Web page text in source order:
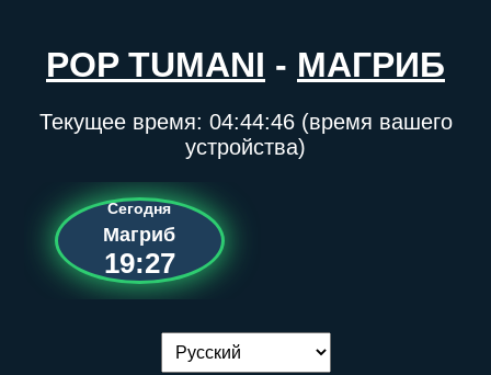
POP TUMANI - МАГРИБ
Текущее время: 04:44:46(время вашего
устройства)
Сегодня
Магриб
19:27
Переключение языка: